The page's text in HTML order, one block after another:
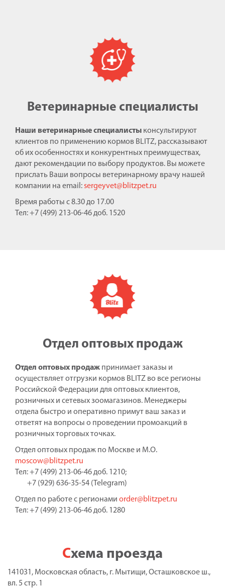
Ветеринарные специалисты
Наши ветеринарные специалисты консультируют
клиентов по применению кормов BLITZ, рассказывают
об их особенностях и конкурентных преимуществах,
дают рекомендации по выбору продуктов. Вы можете
прислать Ваши вопросы ветеринарному врачу нашей
компании на email:sergeyvet@blitzpet.ru
Время работы с 8.30 до 17.00
Тел: +7 (499) 213-06-46 доб. 1520
Отдел оптовых продаж
Отдел оптовых продаж принимает заказы и
осуществляет отгрузки кормов BLITZ во все регионы
Российской Федерации для оптовых клиентов,
розничных и сетевых зоомагазинов. Менеджеры
отдела быстро и оперативно примут ваш заказ и
ответят на вопросы о проведении промоакций в
розничных торговых точках.
Отдел оптовых продаж по Москве и М.О.
moscow@blitzpet.ru
Тел: +7 (499) 213-06-46 доб. 1210;
+7 (929) 636-35-54 (Telegram)
Отдел по работе с регионами order@blitzpet.ru
Тел: +7 (499) 213-06-46 доб. 1280
Схема проезда
141031, Московская область, г. Мытищи, Осташковское ш.,
вл. 5 стр. 1